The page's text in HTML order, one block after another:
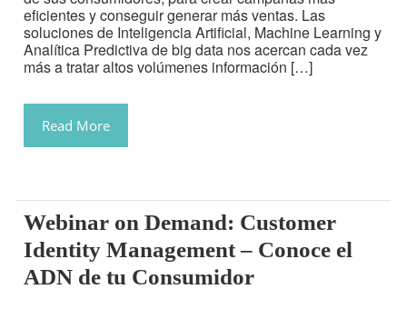
eficientes y conseguir generar más ventas. Las
soluciones de Inteligencia Artificial, Machine Learning y
Analítica Predictiva de big data nos acercan cada vez
más a tratar altos volúmenes información […]
Read More
Webinar on Demand: Customer
Identity Management – Conoce el
ADN de tu Consumidor